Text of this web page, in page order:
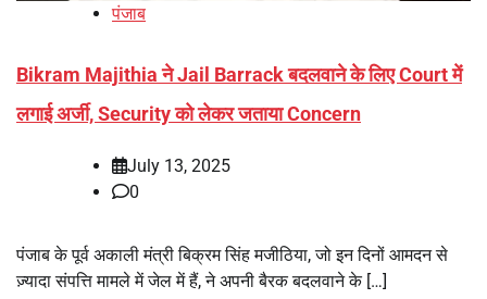
पंजाब
Bikram Majithia ने Jail Barrack बदलवाने के लिए Court में
लगाई अर्जी, Security को लेकर जताया Concern
July 13, 2025
0
पंजाब के पूर्व अकाली मंत्री बिक्रम सिंह मजीठिया, जो इन दिनों आमदन से
ज़्यादा संपत्ति मामले में जेल में हैं, ने अपनी बैरक बदलवाने के […]